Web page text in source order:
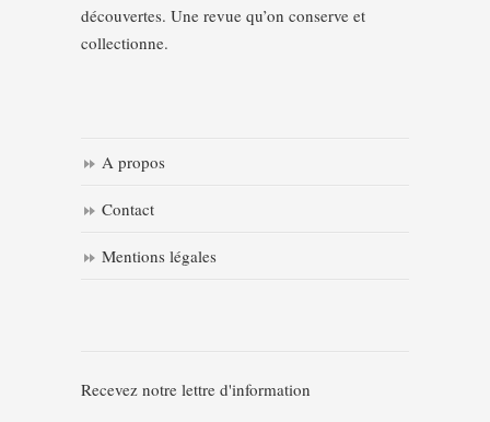
découvertes. Une revue qu’on conserve et
collectionne.
A propos
Contact
Mentions légales
Recevez notre lettre d'information